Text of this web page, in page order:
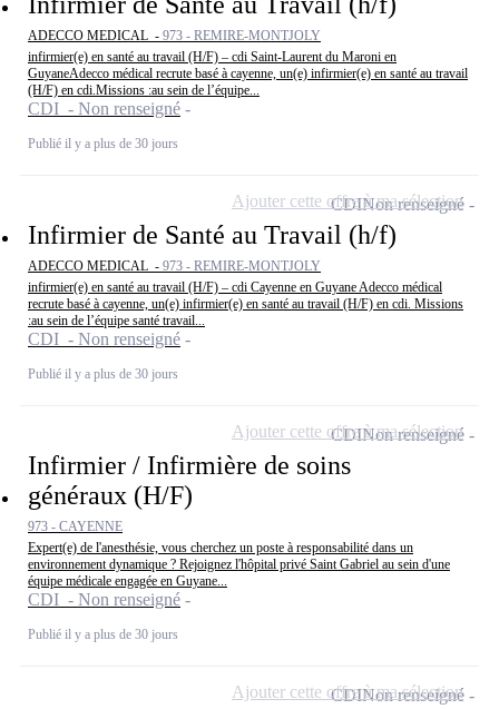
ADECCO MEDICAL - 973 - REMIRE-MONTJOLY
infirmier(e) en santé au travail (H/F) – cdi Saint-Laurent du Maroni en
GuyaneAdecco médical recrute basé à cayenne, un(e) infirmier(e) en santé au travail
(H/F) en cdi.Missions :au sein de l’équipe...
CDI - Non renseigné
Publié il y a plus de 30 jours
Infirmier de Santé au Travail (h/f)
ADECCO MEDICAL - 973 - REMIRE-MONTJOLY
infirmier(e) en santé au travail (H/F) – cdi Cayenne en Guyane Adecco médical
recrute basé à cayenne, un(e) infirmier(e) en santé au travail (H/F) en cdi. Missions
:au sein de l’équipe santé travail...
CDI - Non renseigné
Publié il y a plus de 30 jours
CDINon renseigné
Ajouter cette offre à ma sélection
Infirmier / Infirmière de soins
généraux (H/F)
973 - CAYENNE
Expert(e) de l'anesthésie, vous cherchez un poste à responsabilité dans un
environnement dynamique ? Rejoignez l'hôpital privé Saint Gabriel au sein d'une
équipe médicale engagée en Guyane...
CDI - Non renseigné
Publié il y a plus de 30 jours
CDINon renseigné
Ajouter cette offre à ma sélection
CDINon renseigné
Ajouter cette offre à ma sélection